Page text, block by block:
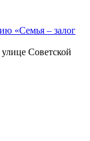
«Семья – залог
Советской